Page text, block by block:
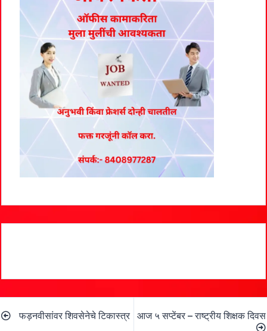
navigation
फड़नवीसांवर शिवसेनेचे टिकास्त्र आज ५ सप्टेंबर – राष्ट्रीय शिक्षक दिवस